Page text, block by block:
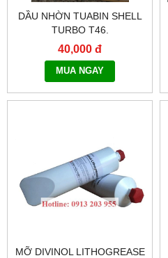
DẦU NHỜN TUABIN SHELL
TURBO T46.
40,000 đ
MUA NGAY
MỠ DIVINOL LITHOGREASE